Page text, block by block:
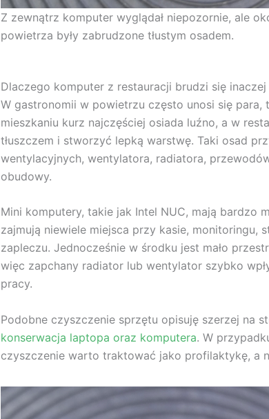
Z zewnątrz komputer wyglądał niepozornie, ale
powietrza były zabrudzone tłustym osadem.
Dlaczego komputer z restauracji brudzi się
W gastronomii w powietrzu często unosi się para,
mieszkaniu kurz najczęściej osiada luźno, a w
tłuszczem i stworzyć lepką warstwę. Taki osad
wentylacyjnych, wentylatora, radiatora,
obudowy.
Mini komputery, takie jak Intel NUC, mają bardzo
zajmują niewiele miejsca przy kasie, monitoringu,
zapleczu. Jednocześnie w środku jest mało
więc zapchany radiator lub wentylator szybko
pracy.
Podobne czyszczenie sprzętu opisuję szerzej na
konserwacja laptopa oraz komputera. W
czyszczenie warto traktować jako profilaktykę, a